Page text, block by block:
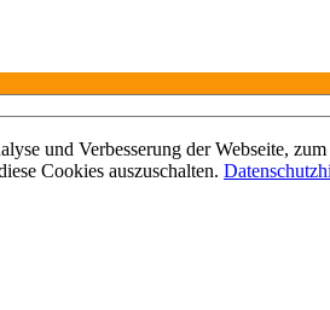
und Verbesserung der Webseite,
Cookies auszuschalten.